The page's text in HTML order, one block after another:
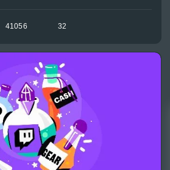
41056 32